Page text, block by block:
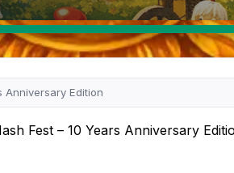
Anniversary Edition